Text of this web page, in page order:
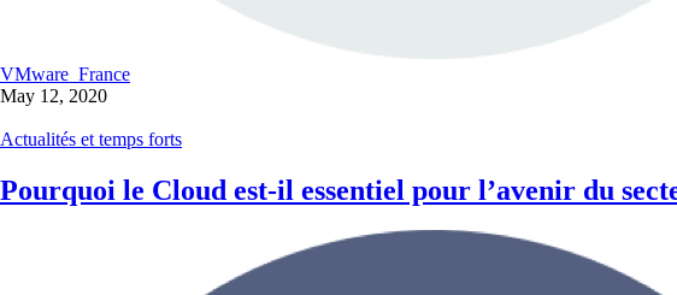
VMware_France
May 12, 2020
Actualités et temps forts
Pourquoi le Cloud est-il essentiel pour l’avenir du